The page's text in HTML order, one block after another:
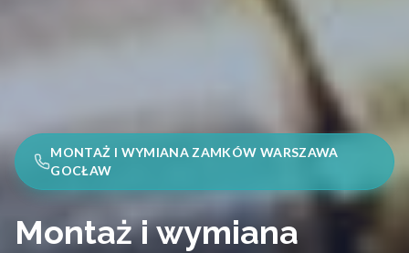
MONTAŻ I WYMIANA ZAMKÓW WARSZAWA
GOCŁAW
Montaż i wymiana